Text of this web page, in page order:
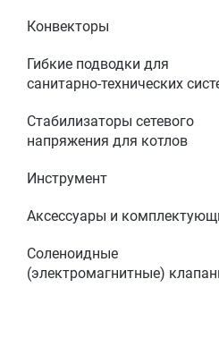
Конвекторы
Гибкие подводки для
санитарно-технических
Стабилизаторы сетевого
напряжения для котлов
Инструмент
Аксессуары и
Соленоидные
(электромагнитные)